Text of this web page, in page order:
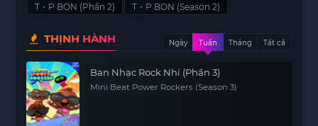
T・P BON (Phần 2) T・P BON (Season 2)
THỊNH HÀNH Ngày Tuần Tháng Tất cả
Ban Nhạc Rock Nhí (Phần 3)
Mini Beat Power Rockers (Season 3)